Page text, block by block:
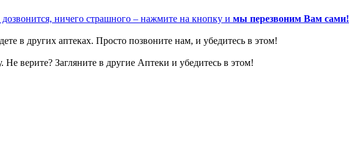
ничего страшного – нажмите на кнопку и мы перезвоним Вам сами!
в других аптеках. Просто позвоните нам, и убедитесь в этом!
верите? Загляните в другие Аптеки и убедитесь в этом!